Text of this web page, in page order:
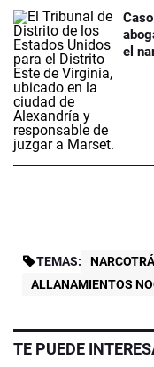
el
TEMAS:
ALLANAMIENTOS
TE PUEDE